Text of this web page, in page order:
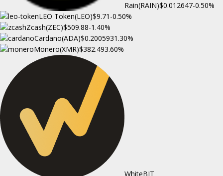
Rain(RAIN)$0.012647-0.50%
LEO Token(LEO)$9.71 -0.50%
Zcash(ZEC)$509.88-1.40%
Cardano(ADA)$0.2005931.30%
Monero(XMR)$382.493.60%
WhiteBIT